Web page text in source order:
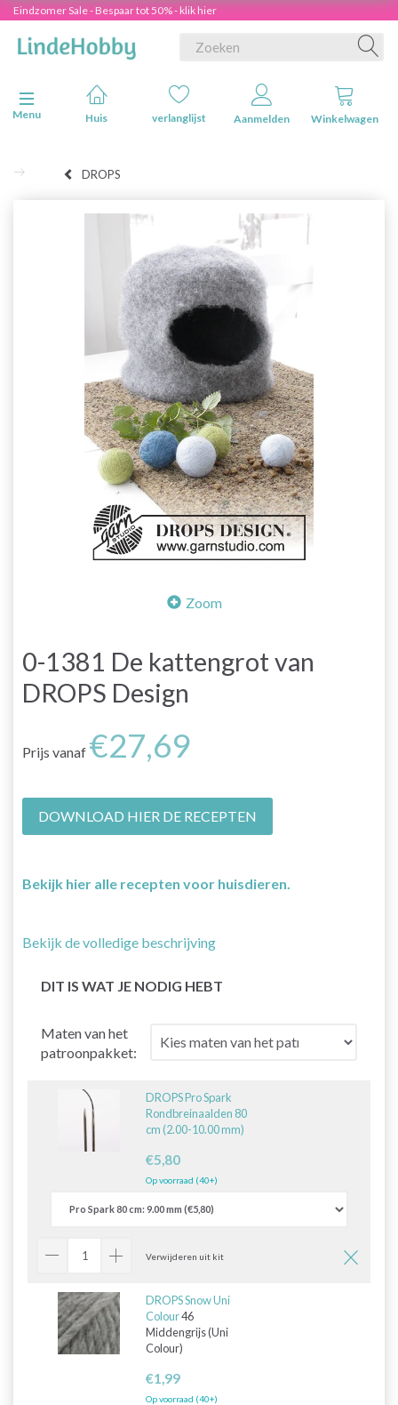
Eindzomer Sale - Bespaar tot 50% - klik hier
Navigatie in-/uitschakelen
Menu
Huis verlanglijst Aanmelden Winkelwagen
DROPS
Zoom
0-1381 De kattengrot van
DROPS Design
Prijs vanaf €27,69
DOWNLOAD HIER DE RECEPTEN
Bekijk hier alle recepten voor huisdieren.
Bekijk de volledige beschrijving
DIT IS WAT JE NODIG HEBT
Maten van het
patroonpakket:
DROPS Pro Spark
Rondbreinaalden 80
cm (2.00-10.00 mm)
€5,80
Op voorraad (40+)
Verwijderen uit kit
DROPS Snow Uni
Colour46
Middengrijs (Uni
Colour)
€1,99
Op voorraad (40+)